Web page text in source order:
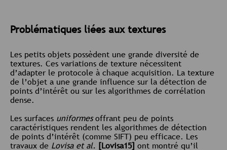
Problématiques liées aux textures
Les petits objets possèdent une grande diversité de
textures. Ces variations de texture nécessitent
d’adapter le protocole à chaque acquisition. La texture
de l’objet a une grande influence sur la détection de
points d’intérêt ou sur les algorithmes de corrélation
dense.
Les surfaces uniformes offrant peu de points
caractéristiques rendent les algorithmes de détection
de points d’intérêt (comme SIFT) peu efficace. Les
travaux de Lovisa et al. [Lovisa15] ont montré qu’il